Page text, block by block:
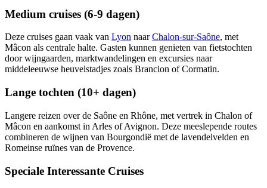
Medium cruises (6-9 dagen)
Deze cruises gaan vaak van Lyon naarChalon-sur-Saône, met
Mâcon als centrale halte. Gasten kunnen genieten van fietstochten
door wijngaarden, marktwandelingen en excursies naar
middeleeuwse heuvelstadjes zoals Brancion of Cormatin.
Lange tochten (10+ dagen)
Langere reizen over de Saône en Rhône, met vertrek in Chalon of
Mâcon en aankomst in Arles of Avignon. Deze meeslepende routes
combineren de wijnen van Bourgondië met de lavendelvelden en
Romeinse ruïnes van de Provence.
Speciale Interessante Cruises